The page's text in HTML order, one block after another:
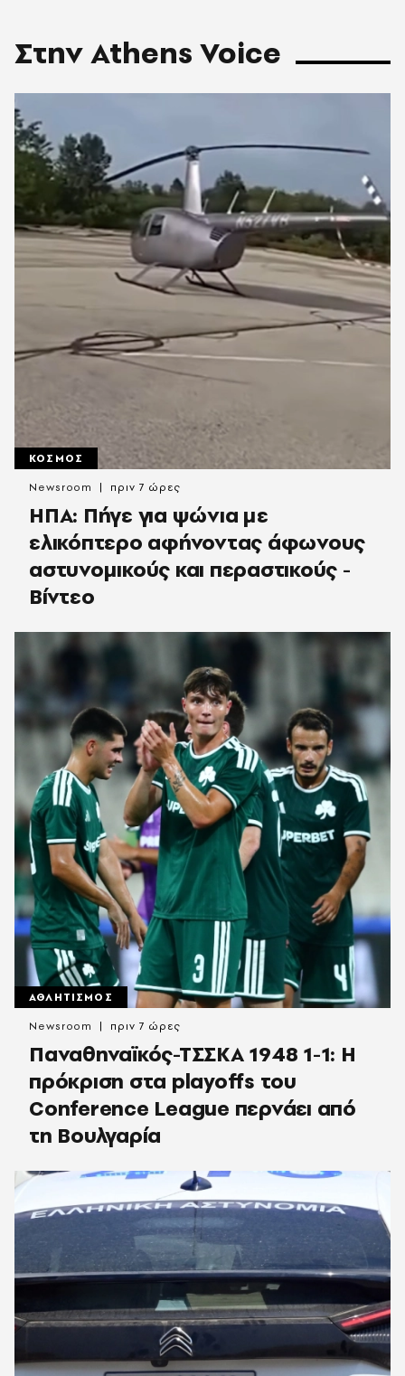
Στην Athens Voice
ΚΟΣΜΟΣ
ΗΠΑ: Πήγε για ψώνια με
ελικόπτερο αφήνοντας άφωνους
αστυνομικούς και περαστικούς -
Βίντεο
Newsroom πριν 7 ώρες
ΑΘΛΗΤΙΣΜΟΣ
Παναθηναϊκός-ΤΣΣΚΑ 1948 1-1: Η
πρόκριση στα playoffs του
Conference League περνάει από
τη Βουλγαρία
Newsroom πριν 7 ώρες